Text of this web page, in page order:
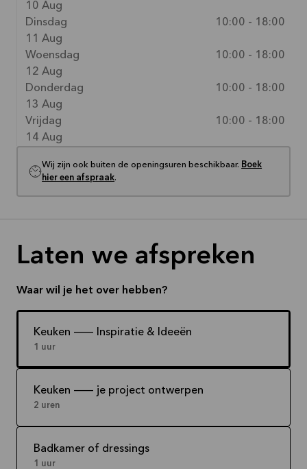
10 Aug
Dinsdag
11 Aug
10:00 - 18:00
Woensdag
12 Aug
10:00 - 18:00
Donderdag
13 Aug
10:00 - 18:00
Vrijdag
14 Aug
10:00 - 18:00
Wij zijn ook buiten de openingsuren beschikbaar. Boek
hier een afspraak.
Laten we afspreken
Waar wil je het over hebben?
Keuken -- Inspiratie & Ideeën
1 uur
Keuken -- je project ontwerpen
2 uren
Badkamer of dressings
1 uur